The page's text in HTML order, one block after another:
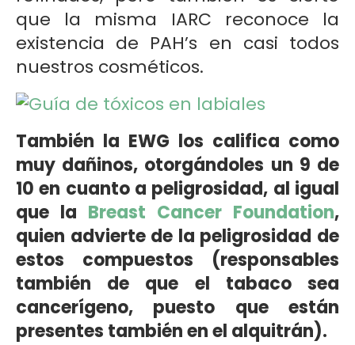
que la misma IARC reconoce la
existencia de PAH’s en casi todos
nuestros cosméticos.
También la EWG los califica como
muy dañinos, otorgándoles un 9 de
10 en cuanto a peligrosidad, al igual
que la Breast Cancer Foundation,
quien advierte de la peligrosidad de
estos compuestos (responsables
también de que el tabaco sea
cancerígeno, puesto que están
presentes también en el alquitrán).